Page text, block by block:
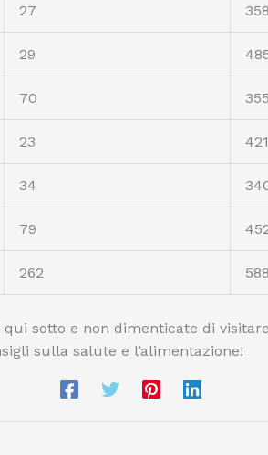
27 358
29
70 355
23 421
34
79
262 588
sotto e non dimenticate di
sulla salute e l’alimentazione!